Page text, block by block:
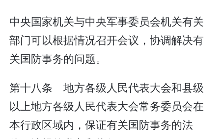
中央国家机关与中央军事委员会机关有关
部门可以根据情况召开会议，协调解决有
关国防事务的问题。
第十八条 地方各级人民代表大会和县级
以上地方各级人民代表大会常务委员会在
本行政区域内，保证有关国防事务的法